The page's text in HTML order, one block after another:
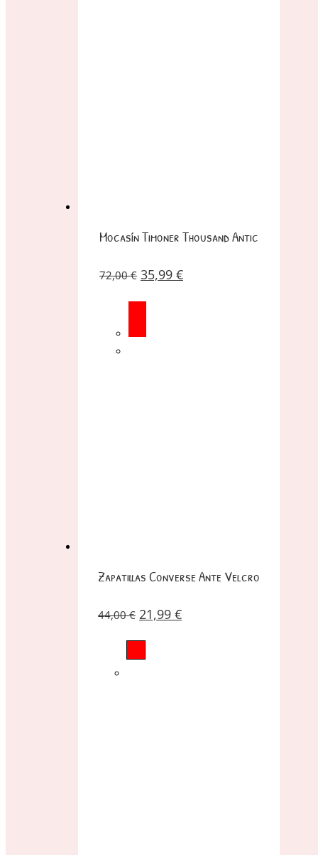
Mocasín Timoner Thousand Antic
72,00€ 35,99 €
Zapatillas Converse Ante Velcro
44,00€ 21,99 €